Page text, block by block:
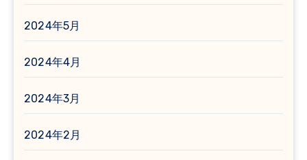
2024年5月
2024年4月
2024年3月
2024年2月